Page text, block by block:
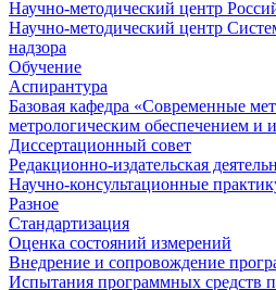
Научно-методический центр
Научно-методический центр
надзора
Обучение
Аспирантура
Базовая кафедра «Современные
метрологическим обеспечением и
Диссертационный совет
Редакционно-издательская
Научно-консультационные
Разное
Стандартизация
Оценка состояний измерений
Внедрение и сопровождение
Испытания программных средств